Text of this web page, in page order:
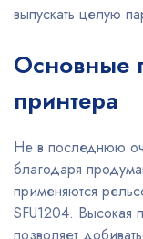
выпускать целую
Основные
принтера
Не в последнюю
благодаря
применяются
SFU1204. Высокая